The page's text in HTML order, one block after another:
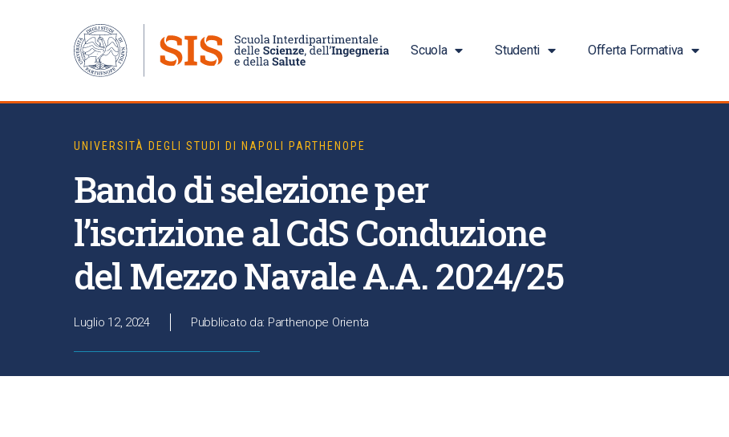
Scuola Studenti Offerta Formativa
UNIVERSITÀ DEGLI STUDI DI NAPOLI PARTHENOPE
Bando di selezione per
l’iscrizione al CdS Conduzione
del Mezzo Navale A.A. 2024/25
Luglio 12, 2024 Pubblicato da: Parthenope Orienta